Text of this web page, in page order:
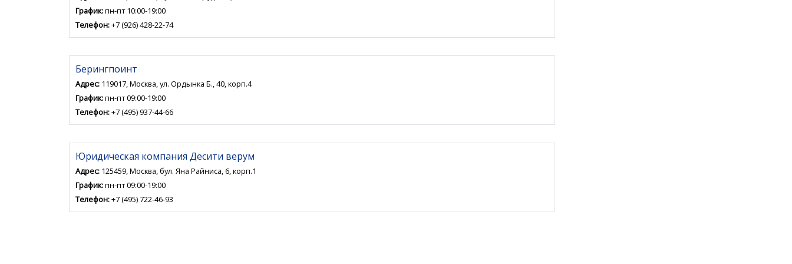
График:пн-пт 10:00-19:00
Телефон:+7 (926) 428-22-74
Берингпоинт
Адрес: 119017, Москва, ул. Ордынка Б., 40, корп.4
График:пн-пт 09:00-19:00
Телефон:+7 (495) 937-44-66
Юридическая компания Десити верум
Адрес: 125459, Москва, бул. Яна Райниса, 6, корп.1
График:пн-пт 09:00-19:00
Телефон:+7 (495) 722-46-93